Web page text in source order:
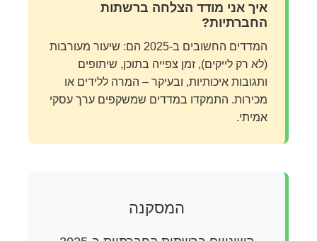
איך אני מודד הצלחה ברשתות
החברתיות?
המדדים החשובים ב-2025 הם: שיעור מעורבות
(לא רק לייקים), זמן צפייה בתוכן, שיתופים
ותגובות איכותיות, ובעיקר – המרה ללידים או
מכירות. התמקדו במדדים שמשקפים ערך עסקי
אמיתי.
המסקנה